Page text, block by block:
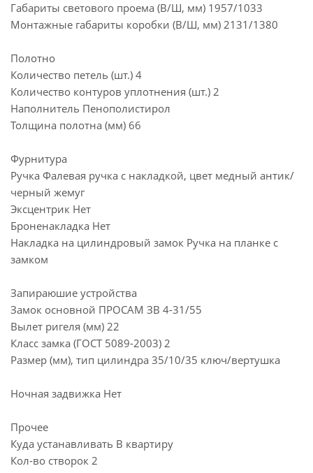
Габариты светового проема (В/Ш, мм) 1957/1033
Монтажные габариты коробки (В/Ш, мм) 2131/1380
Полотно
Количество петель (шт.) 4
Количество контуров уплотнения (шт.) 2
Наполнитель Пенополистирол
Толщина полотна (мм) 66
Фурнитура
Ручка Фалевая ручка с накладкой, цвет медный антик/
черный жемуг
Эксцентрик Нет
Броненакладка Нет
Накладка на цилиндровый замок Ручка на планке с
замком
Запираюшие устройства
Замок основной ПРОСАМ ЗВ 4-31/55
Вылет ригеля (мм) 22
Класс замка (ГОСТ 5089-2003) 2
Размер (мм), тип цилиндра 35/10/35 ключ/вертушка
Ночная задвижка Нет
Прочее
Куда устанавливать В квартиру
Кол-во створок 2